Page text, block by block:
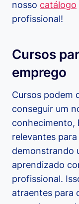
nosso catálogo
profissional!
Cursos
emprego
Cursos podem
conseguir um
conhecimento,
relevantes
demonstrando
aprendizado
profissional.
atraentes para